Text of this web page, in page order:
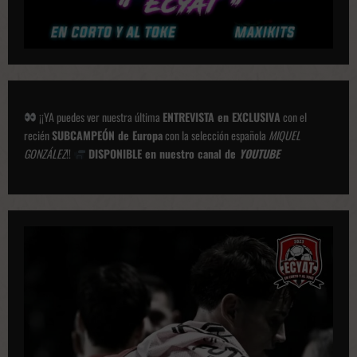
¡¡YA puedes ver nuestra última ENTREVISTA en EXCLUSIVAcon el
reciénSUBCAMPEÓN de Europacon la selección española MIQUEL
GONZÁLEZ!! DISPONIBLE en nuestro canal de YOUTUBE